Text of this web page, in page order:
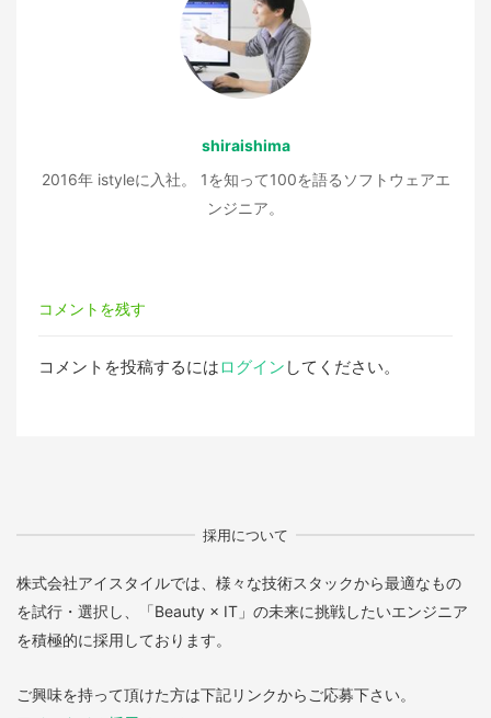
ン
shiraishima
2016年 istyleに入社。 1を知って100を語るソフトウェアエ
ンジニア。
コメントを残す
コメントを投稿するにはログイン してください。
採用について
株式会社アイスタイルでは、様々な技術スタックから最適なもの
を試行・選択し、「Beauty × IT」の未来に挑戦したいエンジニア
を積極的に採用しております。
ご興味を持って頂けた方は下記リンクからご応募下さい。